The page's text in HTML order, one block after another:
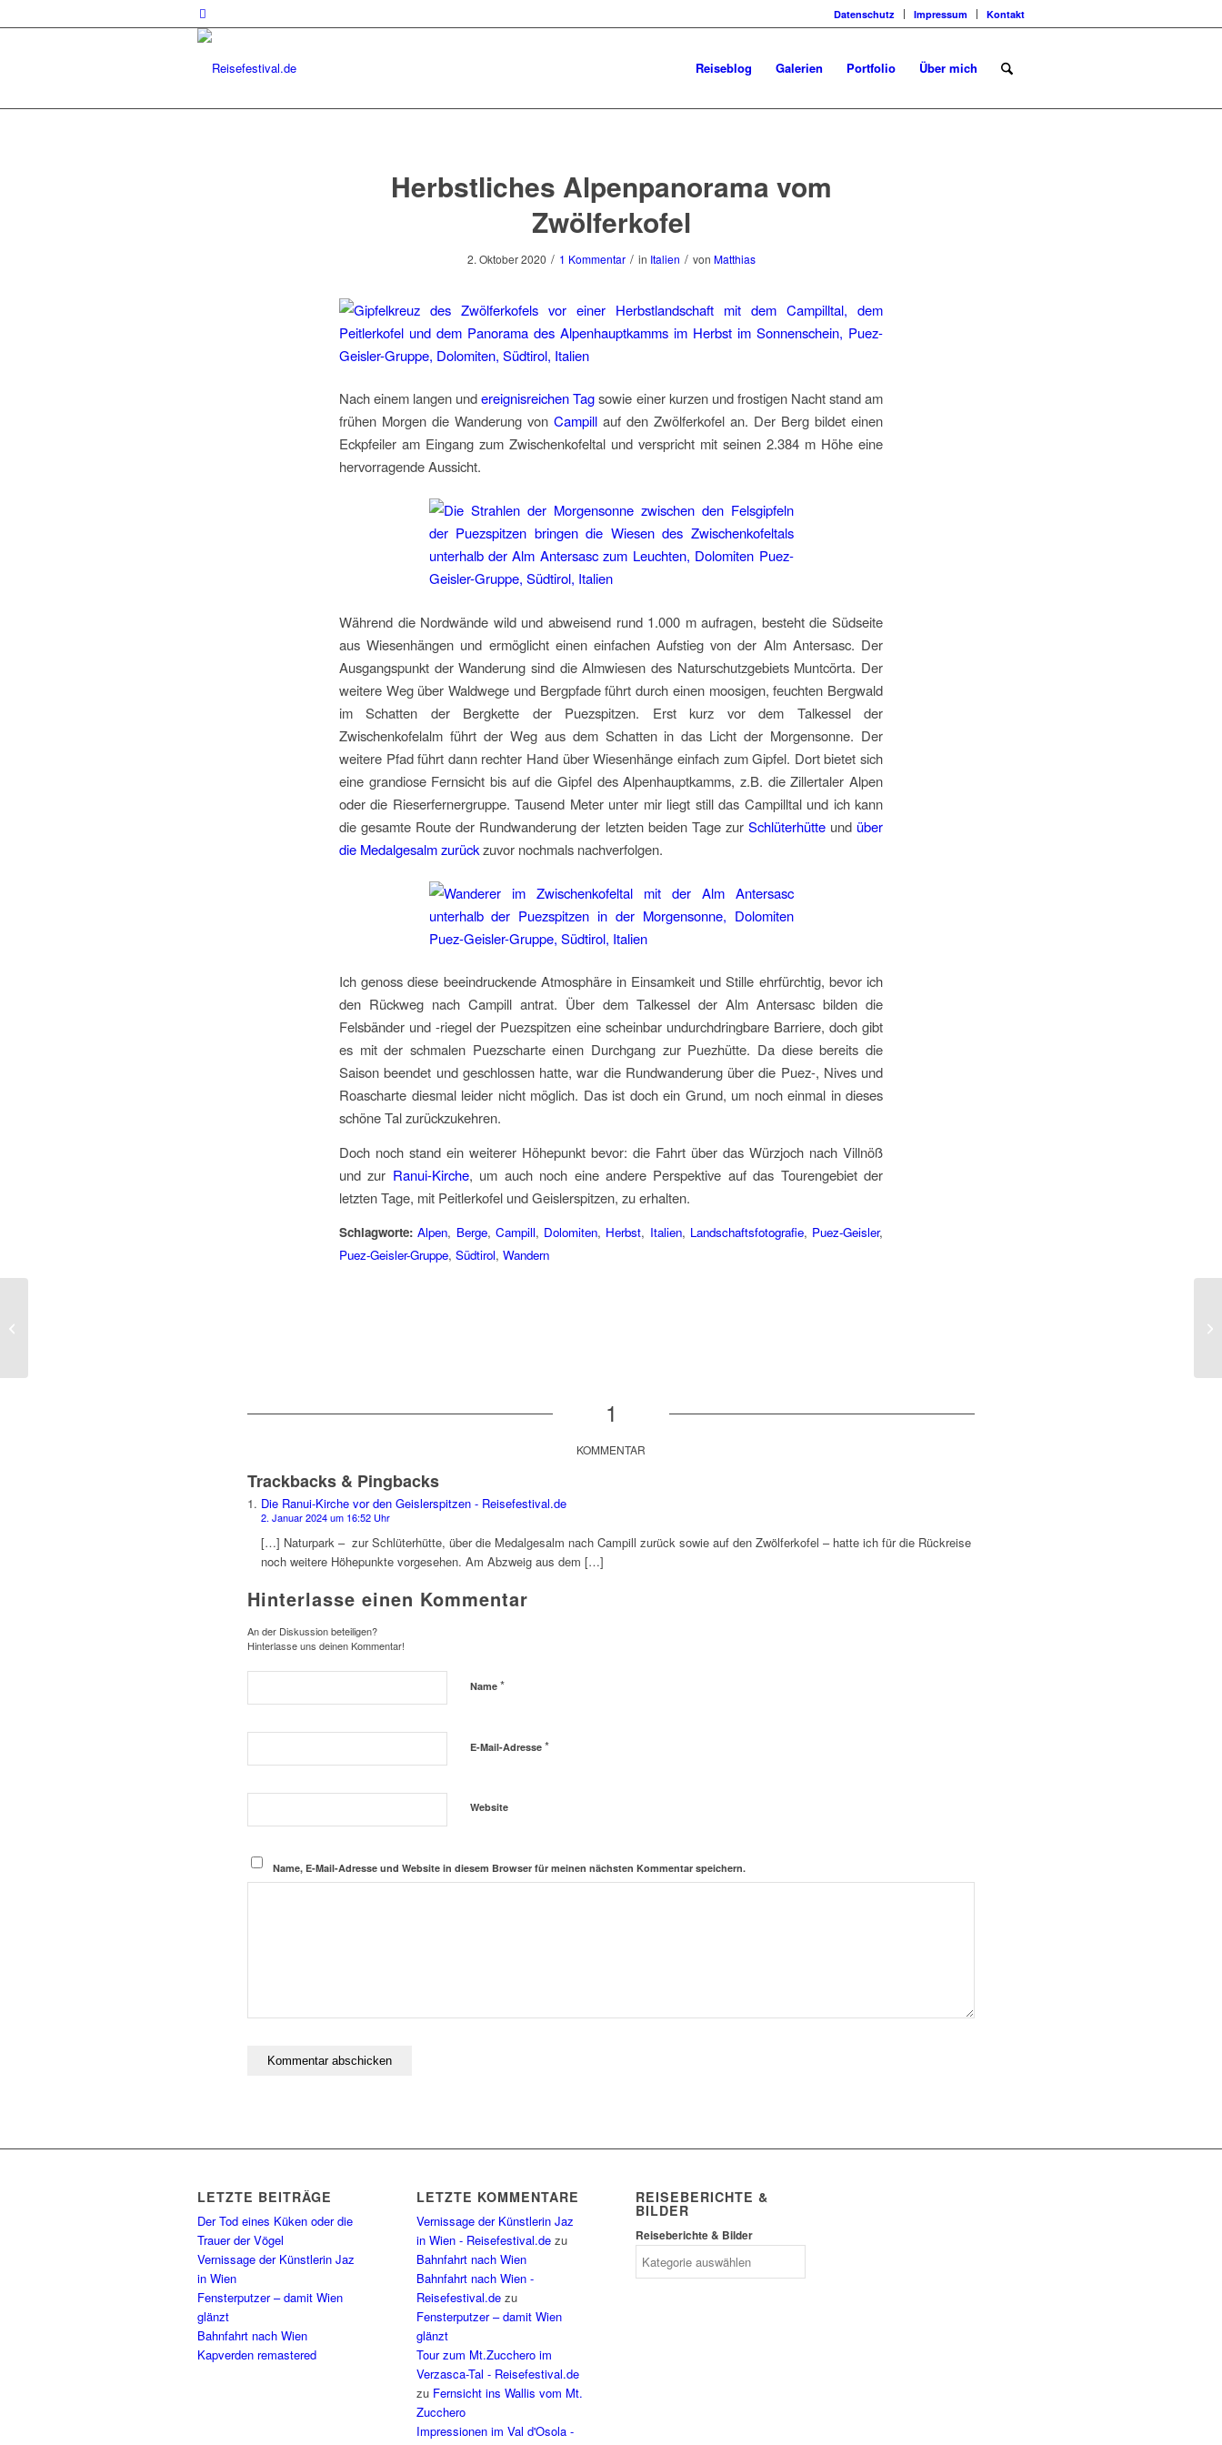
Datenschutz Impressum Kontakt
Reiseblog Galerien Portfolio Über mich
Herbstliches Alpenpanorama vom
Zwölferkofel
2. Oktober 2020 / 1 Kommentar / in Italien / von Matthias
Nach einem langen undereignisreichen Tagsowie einer kurzen und frostigen Nacht stand am
frühen Morgen die Wanderung von Campill auf den Zwölferkofel an. Der Berg bildet einen
Eckpfeiler am Eingang zum Zwischenkofeltal und verspricht mit seinen 2.384 m Höhe eine
hervorragende Aussicht.
Während die Nordwände wild und abweisend rund 1.000 m aufragen, besteht die Südseite
aus Wiesenhängen und ermöglicht einen einfachen Aufstieg von der Alm Antersasc. Der
Ausgangspunkt der Wanderung sind die Almwiesen des Naturschutzgebiets Muntcörta. Der
weitere Weg über Waldwege und Bergpfade führt durch einen moosigen, feuchten Bergwald
im Schatten der Bergkette der Puezspitzen. Erst kurz vor dem Talkessel der
Zwischenkofelalm führt der Weg aus dem Schatten in das Licht der Morgensonne. Der
weitere Pfad führt dann rechter Hand über Wiesenhänge einfach zum Gipfel. Dort bietet sich
eine grandiose Fernsicht bis auf die Gipfel des Alpenhauptkamms, z.B. die Zillertaler Alpen
oder die Rieserfernergruppe. Tausend Meter unter mir liegt still das Campilltal und ich kann
die gesamte Route der Rundwanderung der letzten beiden Tage zur Schlüterhütteund über
die Medalgesalm zurückzuvor nochmals nachverfolgen.
Ich genoss diese beeindruckende Atmosphäre in Einsamkeit und Stille ehrfürchtig, bevor ich
den Rückweg nach Campill antrat. Über dem Talkessel der Alm Antersasc bilden die
Felsbänder und -riegel der Puezspitzen eine scheinbar undurchdringbare Barriere, doch gibt
es mit der schmalen Puezscharte einen Durchgang zur Puezhütte. Da diese bereits die
Saison beendet und geschlossen hatte, war die Rundwanderung über die Puez-, Nives und
Roascharte diesmal leider nicht möglich. Das ist doch ein Grund, um noch einmal in dieses
schöne Tal zurückzukehren.
Doch noch stand ein weiterer Höhepunkt bevor: die Fahrt über das Würzjoch nach Villnöß
und zur Ranui-Kirche, um auch noch eine andere Perspektive auf das Tourengebiet der
letzten Tage, mit Peitlerkofel und Geislerspitzen, zu erhalten.
Schlagworte: Alpen, Berge, Campill, Dolomiten, Herbst, Italien, Landschaftsfotografie, Puez-Geisler,
Puez-Geisler-Gruppe, Südtirol, Wandern
1
KOMMENTAR
Trackbacks & Pingbacks
Die Ranui-Kirche vor den Geislerspitzen - Reisefestival.de
2. Januar 2024 um 16:52 Uhr
[…] Naturpark – zur Schlüterhütte, über die Medalgesalm nach Campill zurück sowie auf den Zwölferkofel – hatte ich für die Rückreise
noch weitere Höhepunkte vorgesehen. Am Abzweig aus dem […]
Hinterlasse einen Kommentar
An der Diskussion beteiligen?
Hinterlasse uns deinen Kommentar!
Name *
E-Mail-Adresse *
Website
Name, E-Mail-Adresse und Website in diesem Browser für meinen nächsten Kommentar speichern.
LETZTE BEITRÄGE
Der Tod eines Küken oder die
Trauer der Vögel
Vernissage der Künstlerin Jaz
in Wien
Fensterputzer – damit Wien
glänzt
Bahnfahrt nach Wien
Kapverden remastered
LETZTE KOMMENTARE
Vernissage der Künstlerin Jaz
in Wien - Reisefestival.de zu
Bahnfahrt nach Wien
Bahnfahrt nach Wien -
Reisefestival.de zu
Fensterputzer – damit Wien
glänzt
Tour zum Mt.Zucchero im
Verzasca-Tal - Reisefestival.de
zu Fernsicht ins Wallis vom Mt.
Zucchero
Impressionen im Val d'Osola -
REISEBERICHTE &
BILDER
Reiseberichte & Bilder